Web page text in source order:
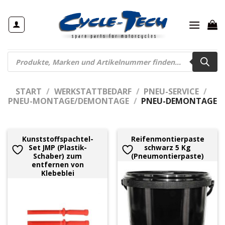
Inhalt
springen
Products
search
START / WERKSTATTBEDARF / PNEU-SERVICE /
PNEU-MONTAGE/DEMONTAGE / PNEU-DEMONTAGE
Kunststoffspachtel-
Set JMP (Plastik-
Schaber) zum
entfernen von
Klebeblei
Reifenmontierpaste
schwarz 5 Kg
(Pneumontierpaste)